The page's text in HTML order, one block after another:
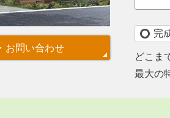
完
どこま
最大の